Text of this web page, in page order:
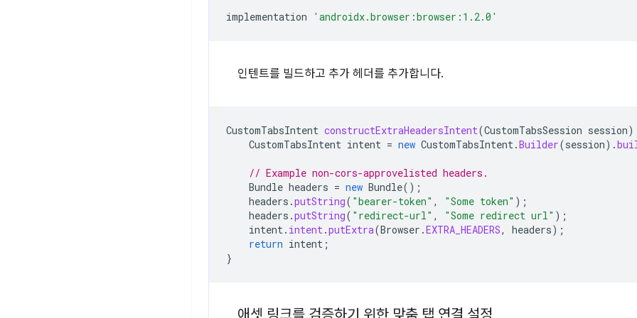
implementation 'androidx.browser:browser:1.2.0'
인텐트를 빌드하고 추가 헤더를 추가합니다.
CustomTabsIntent constructExtraHeadersIntent(CustomTabsSession session)
CustomTabsIntent intent = new CustomTabsIntent.Builder(session).
// Example non-cors-approvelisted headers.
Bundle headers = new Bundle();
headers .putString( "bearer-token" , "Some token" );
headers .putString( "redirect-url" , "Some redirect url" );
intent. intent.putExtra(Browser .EXTRA_HEADERS, headers);
return intent ;
}